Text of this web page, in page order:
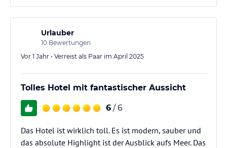
Urlauber
10 Bewertungen
Vor 1 Jahr • Verreist als Paar im April 2025
Tolles Hotel mit fantastischer Aussicht
6 / 6
Das Hotel ist wirklich toll. Es ist modern, sauber und
das absolute Highlight ist der Ausblick aufs Meer. Das